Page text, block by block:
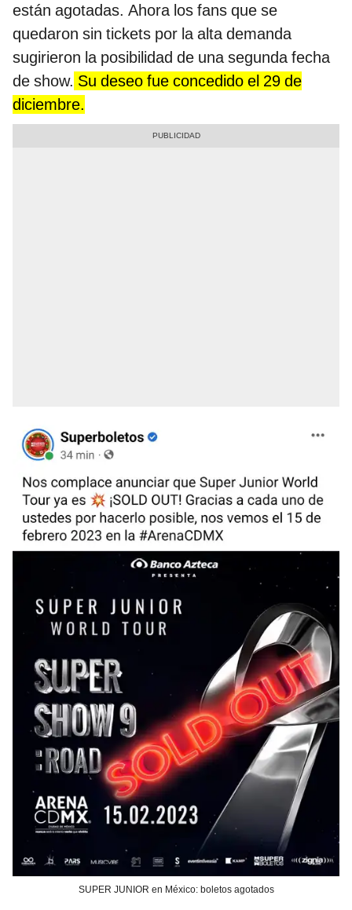
están agotadas. Ahora los fans que se
quedaron sin tickets por la alta demanda
sugirieron la posibilidad de una segunda fecha
de show. Su deseo fue concedido el 29 de
diciembre.
SUPER JUNIOR en México: boletos agotados